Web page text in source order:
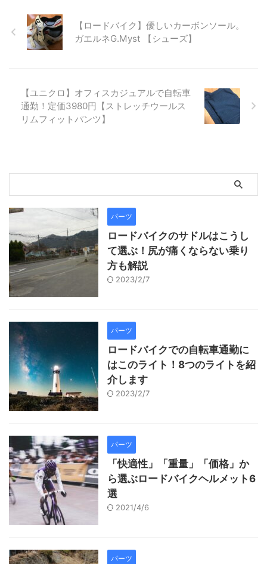
【ロードバイク】優しいカーボンソール。
ガエルネG.Myst 【シューズ】
【ユニクロ】オフィスカジュアルで自転車
通勤！定価3980円【ストレッチウールス
リムフィットパンツ】
パーツ
ロードバイクのサドルはこうし
て選ぶ！尻が痛くならない乗り
方も解説
2023/2/7
パーツ
ロードバイクでの自転車通勤に
はこのライト！8つのライトを紹
介します
2023/2/7
パーツ
「快適性」「重量」「価格」か
ら選ぶロードバイクヘルメット6
選
2021/4/6
パーツ